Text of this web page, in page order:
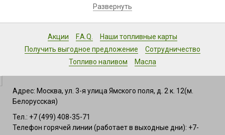
Развернуть
Акции F.A.Q.
Наши топливные карты
Получить выгодное предложение
Сотрудничество
Топливо наливом
Масла
Адрес: Москва, ул. 3-я улица Ямского поля, д. 2 к. 12(м.
Белорусская)
Тел.: +7 (499) 408-35-71
Телефон горячей линии (работает в выходные дни): +7-